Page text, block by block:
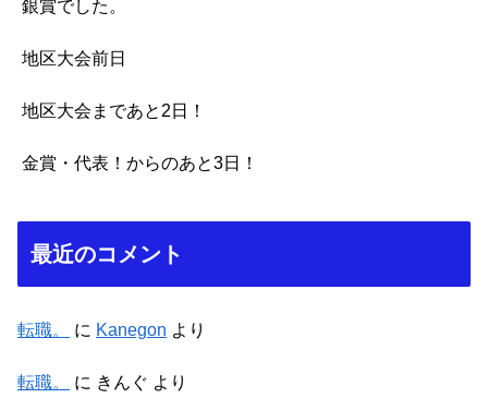
銀賞でした。
地区大会前日
地区大会まであと2日！
金賞・代表！からのあと3日！
最近のコメント
転職。 に Kanegon より
転職。 に きんぐ より